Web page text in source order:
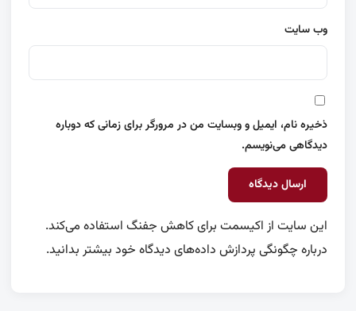
وب‌ سایت
ذخیره نام، ایمیل و وبسایت من در مرورگر برای زمانی که دوباره
دیدگاهی می‌نویسم.
این سایت از اکیسمت برای کاهش جفنگ استفاده می‌کند.
درباره چگونگی پردازش داده‌های دیدگاه خود بیشتر بدانید.